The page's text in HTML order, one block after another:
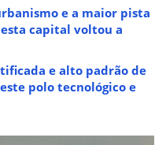
e a maior pista
capital voltou a
e alto padrão de
polo tecnológico e